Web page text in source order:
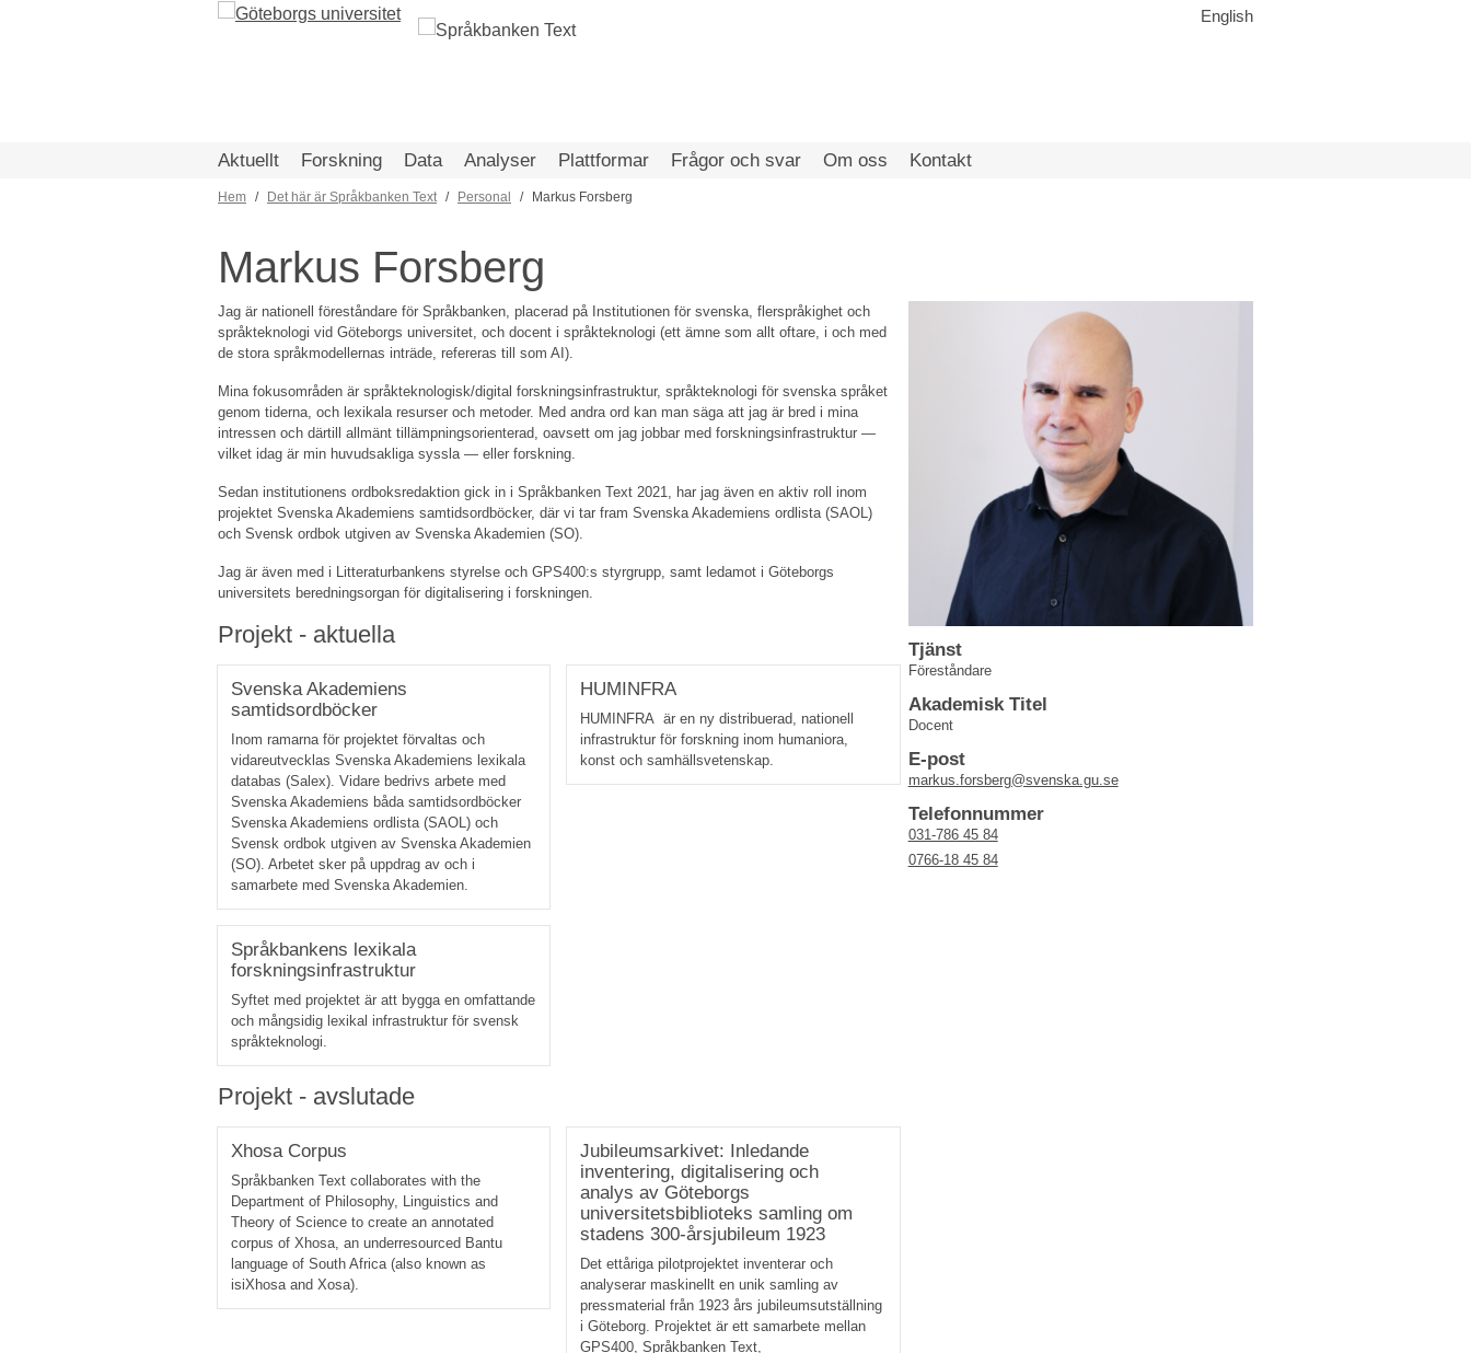
English
Aktuellt Forskning Data Analyser Plattformar Frågor och svar Om oss Kontakt
Länkstig
Hem Det här är Språkbanken Text Personal Markus Forsberg
Markus Forsberg
Jag är nationell föreståndare för Språkbanken, placerad på Institutionen för svenska, flerspråkighet och
språkteknologi vid Göteborgs universitet, och docent i språkteknologi (ett ämne som allt oftare, i och med
de stora språkmodellernas inträde, refereras till som AI).
Mina fokusområden är språkteknologisk/digital forskningsinfrastruktur, språkteknologi för svenska språket
genom tiderna, och lexikala resurser och metoder. Med andra ord kan man säga att jag är bred i mina
intressen och därtill allmänt tillämpningsorienterad, oavsett om jag jobbar med forskningsinfrastruktur —
vilket idag är min huvudsakliga syssla — eller forskning.
Sedan institutionens ordboksredaktion gick in i Språkbanken Text 2021, har jag även en aktiv roll inom
projektet Svenska Akademiens samtidsordböcker, där vi tar fram Svenska Akademiens ordlista (SAOL)
och Svensk ordbok utgiven av Svenska Akademien (SO).
Jag är även med i Litteraturbankens styrelse och GPS400:s styrgrupp, samt ledamot i Göteborgs
universitets beredningsorgan för digitalisering i forskningen.
Projekt - aktuella
Svenska Akademiens
samtidsordböcker
Inom ramarna för projektet förvaltas och
vidareutvecklas Svenska Akademiens lexikala
databas (Salex). Vidare bedrivs arbete med
Svenska Akademiens båda samtidsordböcker
Svenska Akademiens ordlista (SAOL) och
Svensk ordbok utgiven av Svenska Akademien
(SO). Arbetet sker på uppdrag av och i
samarbete med Svenska Akademien.
HUMINFRA
HUMINFRA är en ny distribuerad, nationell
infrastruktur för forskning inom humaniora,
konst och samhällsvetenskap.
Språkbankens lexikala
forskningsinfrastruktur
Syftet med projektet är att bygga en omfattande
och mångsidig lexikal infrastruktur för svensk
språkteknologi.
Projekt - avslutade
Xhosa Corpus
Språkbanken Text collaborates with the
Department of Philosophy, Linguistics and
Theory of Science to create an annotated
corpus of Xhosa, an underresourced Bantu
language of South Africa (also known as
isiXhosa and Xosa).
Jubileumsarkivet: Inledande
inventering, digitalisering och
analys av Göteborgs
universitetsbiblioteks samling om
stadens 300-årsjubileum 1923
Det ettåriga pilotprojektet inventerar och
analyserar maskinellt en unik samling av
pressmaterial från 1923 års jubileumsutställning
i Göteborg. Projektet är ett samarbete mellan
GPS400, Språkbanken Text,
Tjänst
Föreståndare
Akademisk Titel
Docent
E-post
markus.forsberg@svenska.gu.se
Telefonnummer
031-786 45 84
0766-18 45 84